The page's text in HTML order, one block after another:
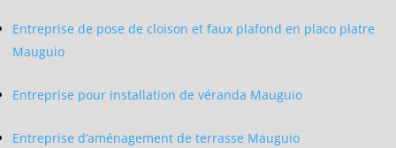
Entreprise de pose de cloison et faux plafond en placo platre
Mauguio
Entreprise pour installation de véranda Mauguio
Entreprise d’aménagement de terrasse Mauguio